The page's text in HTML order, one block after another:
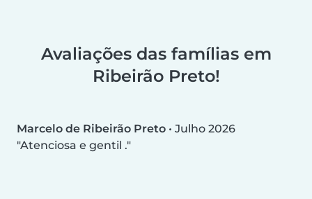
Avaliações das famílias em
Ribeirão Preto!
Marcelo de Ribeirão Preto • Julho 2026
Atenciosa e gentil .